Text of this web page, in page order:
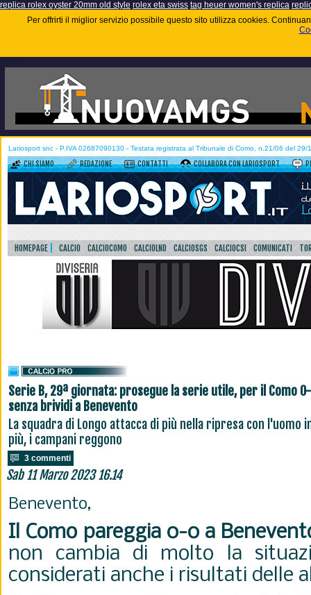
replica rolex oyster 20mm old style rolex eta swiss tag heuer women's replica
Per offrirti il miglior servizio possibile questo sito utilizza cookies.
Lariosport snc - P.IVA 02687090130 - Testata registrata al Tribunale di Como, n.21/06 del 29/
CHI SIAMO REDAZIONE CONTATTI COLLABORA CON LARIOSPORT
HOMEPAGE CALCIO CALCIOCOMO CALCIOLND CALCIOSGS CALCIOCSI COMUNICATI
Serie B, 29ª giornata: prosegue la serie utile, per il Como
senza brividi a Benevento
La squadra di Longo attacca di più nella ripresa con l'uomo
più, i campani reggono
3 commenti
Sab 11 Marzo 2023 16.14
Benevento,
Il Como pareggia 0-0 a
non cambia di molto la
considerati anche i risultati delle